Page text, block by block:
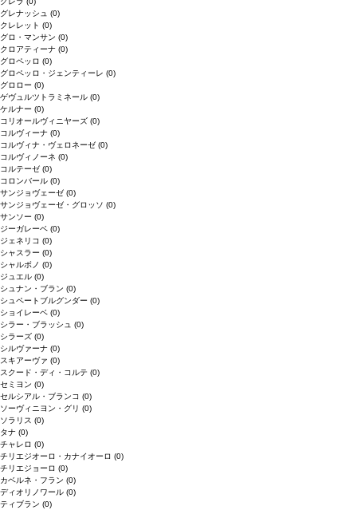
グレナッシュ (0)
クレレット (0)
グロ・マンサン (0)
クロアティーナ (0)
グロペッロ (0)
グロペッロ・ジェンティーレ (0)
グロロー (0)
ゲヴュルツトラミネール (0)
ケルナー (0)
コリオールヴィニヤーズ (0)
コルヴィーナ (0)
コルヴィナ・ヴェロネーゼ (0)
コルヴィノーネ (0)
コルテーゼ (0)
コロンバール (0)
サンジョヴェーゼ (0)
サンジョヴェーゼ・グロッソ (0)
サンソー (0)
ジーガレーベ (0)
ジェネリコ (0)
シャスラー (0)
シャルボノ (0)
ジュエル (0)
シュナン・ブラン (0)
シュペートブルグンダー (0)
ショイレーベ (0)
シラー・ブラッシュ (0)
シラーズ (0)
シルヴァーナ (0)
スキアーヴァ (0)
スクード・ディ・コルテ (0)
セミヨン (0)
セルシアル・ブランコ (0)
ソーヴィニヨン・グリ (0)
ソラリス (0)
タナ (0)
チャレロ (0)
チリエジオーロ・カナイオーロ (0)
チリエジョーロ (0)
カベルネ・フラン (0)
ディオリノワール (0)
ティブラン (0)